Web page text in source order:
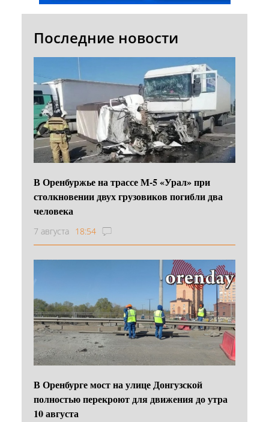
Последние новости
В Оренбуржье на трассе М-5 «Урал» при
столкновении двух грузовиков погибли два
человека
7 августа 18:54
В Оренбурге мост на улице Донгузской
полностью перекроют для движения до утра
10 августа